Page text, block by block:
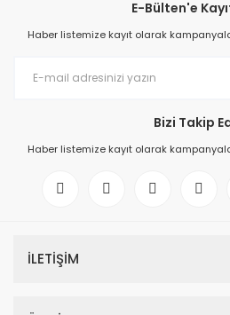
E-Bülten'e
Haber listemize kayıt olarak
Bizi Takip
Haber listemize kayıt olarak
İLETİŞİM